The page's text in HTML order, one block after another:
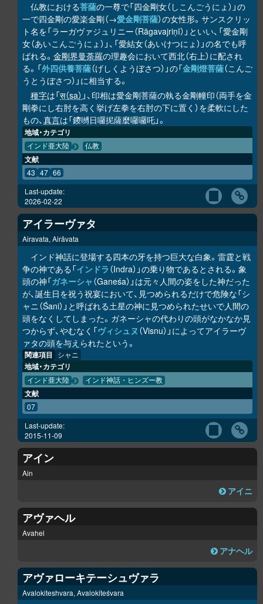
仏教における菩薩の一尊で「四金剛女（しこんごうにょ）」の
一で四金剛の愛楽金剛（→愛金剛菩薩）の女性形。サンスクリッ
ト名を「ラーガヴァジュリニー（Rāgavajriṇī）」といい、「愛金剛
女（あいこんごうにょ）」、「愛結女（あいけつにょ）」の名でも呼
ばれる。 金剛界曼荼羅の理趣会において西北（右上）に配され
る。「外四供養菩薩（げしくようぼさつ）」の「金剛燈菩薩（こんご
うとうぼさつ）」に相当する。
種字は「स（sa） 」、印相は愛金剛菩薩の執る金剛幢印（両手を金
剛拳にし右肘を高く挙げ左拳を右肘の下に置く）を柔軟にした
もの、真言は「鑁嚩日囉抳薩麼囉囉吒」。
地域・カテゴリ
インド亜大陸 仏教
文献
43 47 66
Last-update:
2026-02-22
アイラーヴァタ
Airavata, Airāvata
インド神話に登場する四本の牙を持つ巨大な白象。雷霆と戦
争の神である「インドラ （Indra）」の乗り物であるとされる。象
頭の神「ガネーシャ（Ganeśa）」は元々人間の姿をした神だった
が、誕生日を祝う祝宴において、見つめられるだけで危険な「シ
ャニ（Śani）」と呼ばれる土星の神に見つめられたせいで人間の
頭をなくしてしまった。ガネーシャの代わりの頭がなかなか見
つからず、やむなく「ヴィシュヌ （Visnu）」によってアイラーヴ
ァタの頭を与えられたという。
関連項目 シャニ
地域・カテゴリ
インド亜大陸 インド神話・ヒンズー教
文献
07
Last-update:
2015-11-09
アイン
Ain
アイニ
アヴァヘル
Avahel
アナヘル
アヴァローキテーシュヴァラ
Avalokiteshvara, Avalokiteśvara